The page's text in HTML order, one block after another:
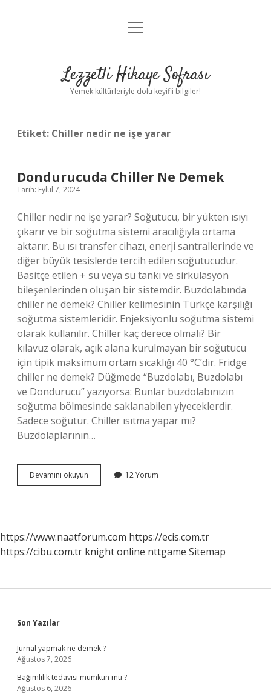
Anasayfa
Yasal Uyarı
menüyü
Lezzetli Hikaye Sofrası
Yemek kültürleriyle dolu keyifli bilgiler!
Etiket: Chiller nedir ne işe yarar
Dondurucuda Chiller Ne Demek
Tarih: Eylül 7, 2024
Chiller nedir ne işe yarar? Soğutucu, bir yükten ısıyı
çıkarır ve bir soğutma sistemi aracılığıyla ortama
aktarır. Bu ısı transfer cihazı, enerji santrallerinde ve
diğer büyük tesislerde tercih edilen soğutucudur.
Basitçe etilen + su veya su tankı ve sirkülasyon
bileşenlerinden oluşan bir sistemdir. Buzdolabında
chiller ne demek? Chiller kelimesinin Türkçe karşılığı
soğutma sistemleridir. Enjeksiyonlu soğutma sistemi
olarak kullanılır. Chiller kaç derece olmalı? Bir
kılavuz olarak, açık alana kurulmayan bir soğutucu
için tipik maksimum ortam sıcaklığı 40 °C’dir. Fridge
chiller ne demek? Düğmede “Buzdolabı, Buzdolabı
ve Dondurucu” yazıyorsa: Bunlar buzdolabınızın
soğutma bölmesinde saklanabilen yiyeceklerdir.
Sadece soğutur. Chiller ısıtma yapar mı?
Buzdolaplarının…
Devamını okuyun Dondurucuda
Chiller
12 Yorum
https://www.naatforum.com https://ecis.com.tr
https://cibu.com.tr knight online nttgame Sitemap
Sidebar
Son Yazılar
Jurnal yapmak ne demek ?
Ağustos 7, 2026
Bağımlılık tedavisi mümkün mü ?
Ağustos 6, 2026